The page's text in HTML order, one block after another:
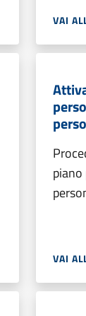
VAI
VAI